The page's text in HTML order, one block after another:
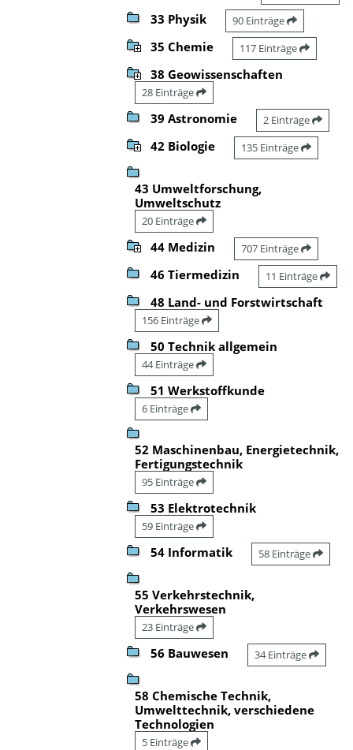
33 Physik 90 Einträge
35 Chemie 117 Einträge
38 Geowissenschaften
28 Einträge
39 Astronomie 2 Einträge
42 Biologie 135 Einträge
43 Umweltforschung,
Umweltschutz
20 Einträge
44 Medizin 707 Einträge
46 Tiermedizin 11 Einträge
48 Land- und Forstwirtschaft
156 Einträge
50 Technik allgemein
44 Einträge
51 Werkstoffkunde
6 Einträge
52 Maschinenbau, Energietechnik,
Fertigungstechnik
95 Einträge
53 Elektrotechnik
59 Einträge
54 Informatik 58 Einträge
55 Verkehrstechnik,
Verkehrswesen
23 Einträge
56 Bauwesen 34 Einträge
58 Chemische Technik,
Umwelttechnik, verschiedene
Technologien
5 Einträge